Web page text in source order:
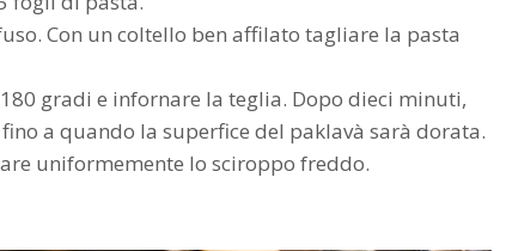
Con un coltello ben affilato tagliare la pasta
gradi e infornare la teglia. Dopo dieci minuti,
a quando la superfice del paklavà sarà dorata.
uniformemente lo sciroppo freddo.